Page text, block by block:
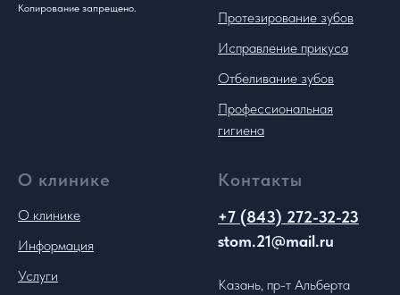
Копирование запрещено.
Протезирование зубов
Исправление прикуса
Отбеливание зубов
Профессиональная
гигиена
О клинике
О клинике
Информация
Услуги
Контакты
+7 (843) 272-32-23
stom.21@mail.ru
Казань, пр-т Альберта